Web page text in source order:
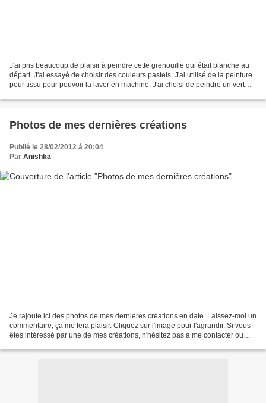
J'ai pris beaucoup de plaisir à peindre cette grenouille qui était blanche au
départ. J'ai essayé de choisir des couleurs pastels. J'ai utilisé de la peinture
pour tissu pour pouvoir la laver en machine. J'ai choisi de peindre un vert
Photos de mes dernières créations
Publié le 28/02/2012 à 20:04
Par Anishka
Je rajoute ici des photos de mes dernières créations en date. Laissez-moi un
commentaire, ça me fera plaisir. Cliquez sur l'image pour l'agrandir. Si vous
êtes intéressé par une de mes créations, n'hésitez pas à me contacter ou